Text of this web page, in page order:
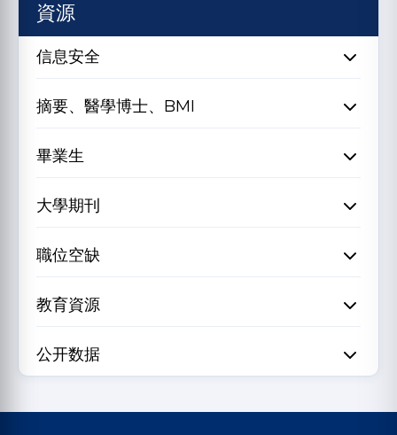
資源
信息安全
摘要、醫學博士、BMI
畢業生
大學期刊
職位空缺
教育資源
公开数据